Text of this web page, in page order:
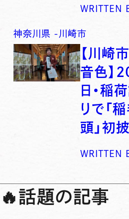
WRITTEN
神奈川県 - 川崎市
【川崎
音色】
日・稲
りで「
頭」初
WRITTEN
🔥話題の記事